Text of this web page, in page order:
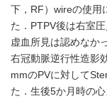
下，RF）wireの使用
た．PTPV後は右室
虚血所見は認めなか
右冠動脈逆行性造影
mmのPVに対して
た．生後5か月時の